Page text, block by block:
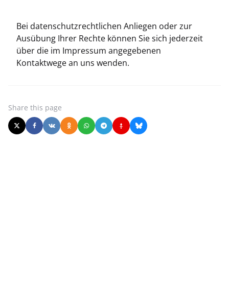
Bei datenschutzrechtlichen Anliegen oder zur
Ausübung Ihrer Rechte können Sie sich jederzeit
über die im Impressum angegebenen
Kontaktwege an uns wenden.
Share this page